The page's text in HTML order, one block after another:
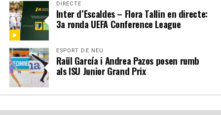
DIRECTE
Inter d’Escaldes – Flora Tallin en directe:
3a ronda UEFA Conference League
ESPORT DE NEU
Raül García i Andrea Pazos posen rumb
als ISU Junior Grand Prix